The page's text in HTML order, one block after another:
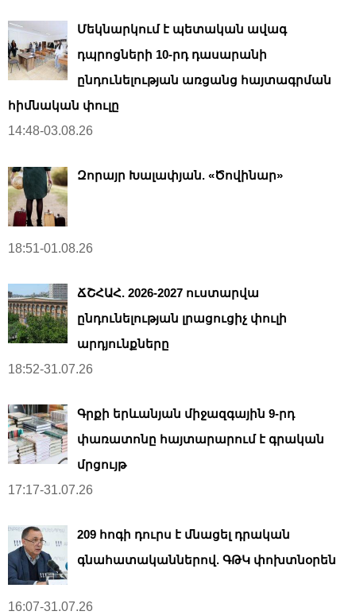
Մեկնարկում է պետական ավագ
դպրոցների 10-րդ դասարանի
ընդունելության առցանց հայտագրման
հիմնական փուլը
14:48-03.08.26
Զորայր Խալափյան. «Ծովինար»
18:51-01.08.26
ՃՇՀԱՀ. 2026-2027 ուստարվա
ընդունելության լրացուցիչ փուլի
արդյունքները
18:52-31.07.26
Գրքի երևանյան միջազգային 9-րդ
փառատոնը հայտարարում է գրական
մրցույթ
17:17-31.07.26
209 հոգի դուրս է մնացել դրական
գնահատականներով. ԳԹԿ փոխտնօրեն
16:07-31.07.26